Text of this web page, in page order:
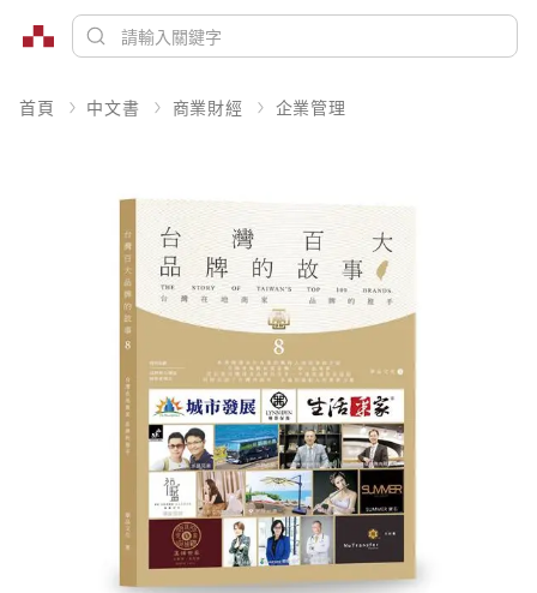
首頁 中文書 商業財經 企業管理